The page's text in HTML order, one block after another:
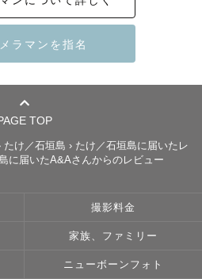
方へ
りだけでなく私に撮影させて
任せていただいた際には、石垣
大切に、全力で撮影させていた
旅の思い出を形にしてみません
で、日常に写真という彩りを加
、卒業式に、成人式に、ご結婚
真という形にしてお届けしま
TOP
たけ／石垣島 › たけ／石垣島に届いたレ
に届いたA&Aさんからのレビュー
撮影料金
家族、ファミリー
ニューボーンフォト